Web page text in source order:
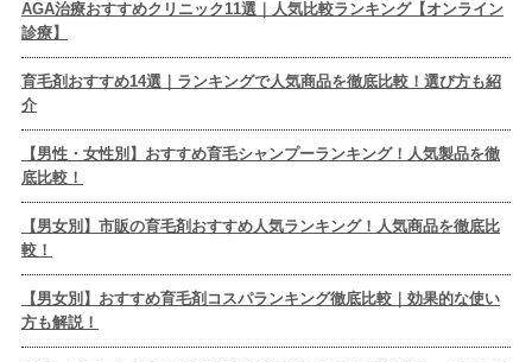
AGA治療おすすめクリニック11選｜人気比較ランキング【オンライン
診療】
育毛剤おすすめ14選｜ランキングで人気商品を徹底比較！選び方も紹
介
【男性・女性別】おすすめ育毛シャンプーランキング！人気製品を徹
底比較！
【男女別】市販の育毛剤おすすめ人気ランキング！人気商品を徹底比
較！
【男女別】おすすめ育毛剤コスパランキング徹底比較｜効果的な使い
方も解説！